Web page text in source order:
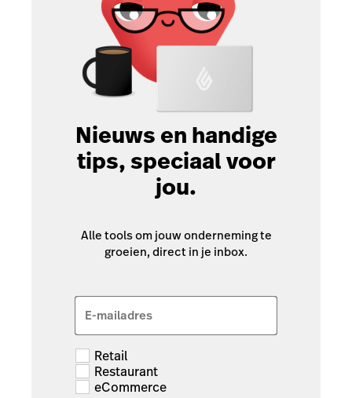
Nieuws en handige
tips, speciaal voor
jou.
Alle tools om jouw onderneming te
groeien, direct in je inbox.
E-mailadres
Retail
Restaurant
eCommerce